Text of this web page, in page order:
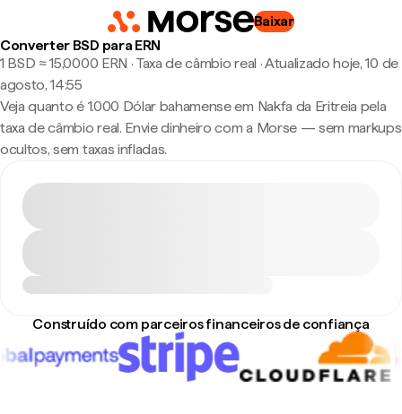
Baixar
Converter BSD para ERN
1 BSD ≈ 15,0000 ERN · Taxa de câmbio real ·Atualizado hoje, 10 de
agosto, 14:55
Veja quanto é 1.000 Dólar bahamense em Nakfa da Eritreia pela
taxa de câmbio real. Envie dinheiro com a Morse — sem markups
ocultos, sem taxas infladas.
Construído com parceiros financeiros de confiança